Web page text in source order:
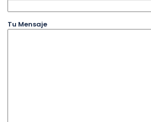
Tu Mensaje